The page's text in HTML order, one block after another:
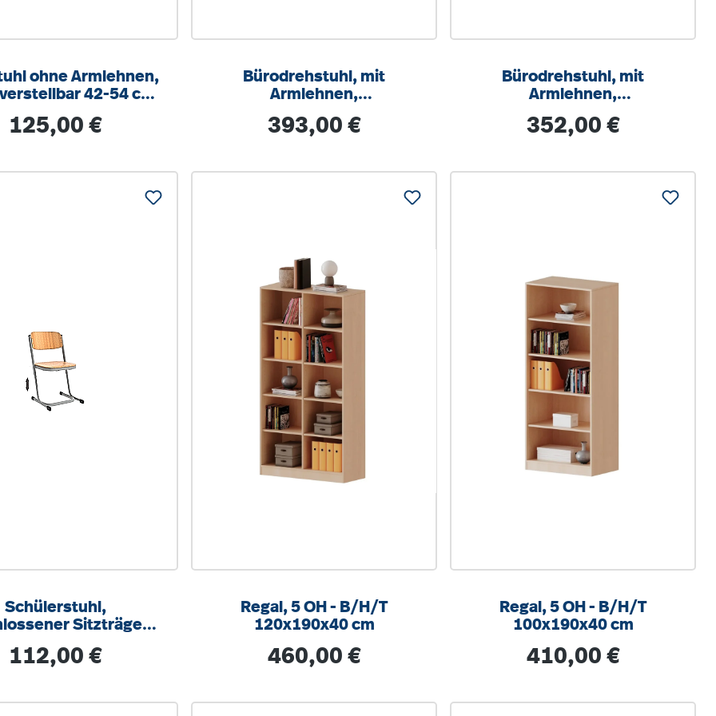
ohne Armlehnen,
42-54 cm,
Regulärer Preis:
125,00 €
Bürodrehstuhl, mit
Armlehnen,
Wippmechanik
Regulärer Preis:
393,00 €
Bürodrehstuhl, mit
Armlehnen,
Wippmechanik
Regulärer Preis:
352,00 €
Schülerstuhl,
Sitzträger,
von 34-42
Regulärer Preis:
112,00 €
Regal, 5 OH - B/H/T
120x190x40 cm
Regulärer Preis:
460,00 €
Regal, 5 OH - B/H/T
100x190x40 cm
Regulärer Preis:
410,00 €